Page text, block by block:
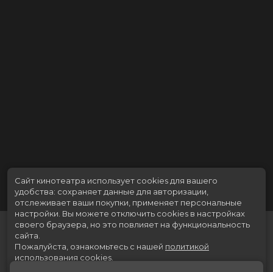
Сайт кинотеатра использует cookies для вашего
удобства: сохраняет данные для авторизации,
отслеживает ваши покупки, применяет персональные
настройки. Вы можете отключить cookies в настройках
своего браузера, но это повлияет на функциональность
сайта.
Пожалуйста, ознакомьтесь с нашей политикой
использования cookies